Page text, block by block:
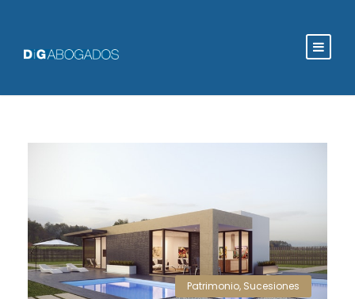
Patrimonio, Sucesiones